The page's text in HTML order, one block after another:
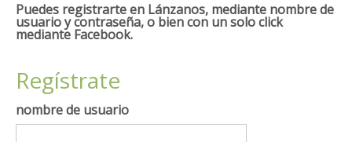
Puedes registrarte en Lánzanos, mediante nombre de
usuario y contraseña, o bien con un solo click
mediante Facebook.
Regístrate
nombre de usuario